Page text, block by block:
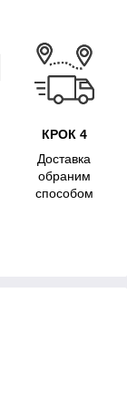
КРОК 4
Доставка
обраним
способом